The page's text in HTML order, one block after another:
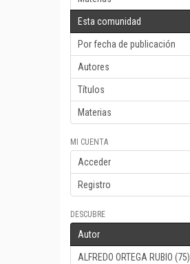
Esta comunidad
Por fecha de publicación
Autores
Títulos
Materias
MI CUENTA
Acceder
Registro
DESCUBRE
Autor
ALFREDO ORTEGA RUBIO (75)